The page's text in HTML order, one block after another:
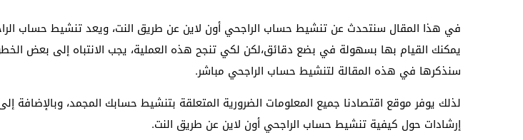
في هذا المقال سنتحدث عن تنشيط حساب الراجحي أون لاين عن طريق النت، ويعد تنشيط حساب
يمكنك القيام بها بسهولة في بضع دقائق،لكن لكي تنجح هذه العملية، يجب الانتباه إلى بعض
سنذكرها في هذه المقالة لتنشيط حساب الراجحي مباشر.
لذلك يوفر موقع اقتصادنا جميع المعلومات الضرورية المتعلقة بتنشيط حسابك المجمد، وبالإضافة
إرشادات حول كيفية تنشيط حساب الراجحي أون لاين عن طريق النت.